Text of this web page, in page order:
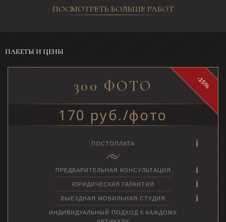
ПОСМОТРЕТЬ БОЛЬШЕ РАБОТ
ПАКЕТЫ И ЦЕНЫ
-15%
300 ФОТО
170 руб./фото
ПОСТОПЛАТА
ПРЕДВАРИТЕЛЬНАЯ КОНСУЛЬТАЦИЯ
ЮРИДИЧЕСКАЯ ГАРАНТИЯ
ВЫЕЗДНАЯ МОБИЛЬНАЯ СТУДИЯ
ИНДИВИДУАЛЬНЫЙ ПОДХОД К КАЖДОМУ